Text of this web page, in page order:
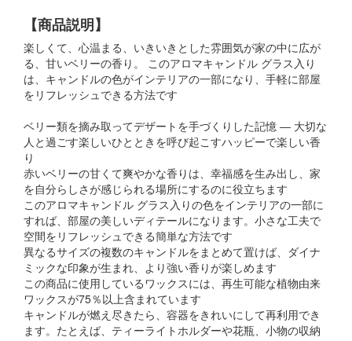
【商品説明】
楽しくて、心温まる、いきいきとした雰囲気が家の中に広が
る、甘いベリーの香り。 このアロマキャンドル グラス入り
は、キャンドルの色がインテリアの一部になり、手軽に部屋
をリフレッシュできる方法です
ベリー類を摘み取ってデザートを手づくりした記憶 ― 大切な
人と過ごす楽しいひとときを呼び起こすハッピーで楽しい香
り
赤いベリーの甘くて爽やかな香りは、幸福感を生み出し、家
を自分らしさが感じられる場所にするのに役立ちます
このアロマキャンドル グラス入りの色をインテリアの一部に
すれば、部屋の美しいディテールになります。小さな工夫で
空間をリフレッシュできる簡単な方法です
異なるサイズの複数のキャンドルをまとめて置けば、ダイナ
ミックな印象が生まれ、より強い香りが楽しめます
この商品に使用しているワックスには、再生可能な植物由来
ワックスが75％以上含まれています
キャンドルが燃え尽きたら、容器をきれいにして再利用でき
ます。たとえば、ティーライトホルダーや花瓶、小物の収納